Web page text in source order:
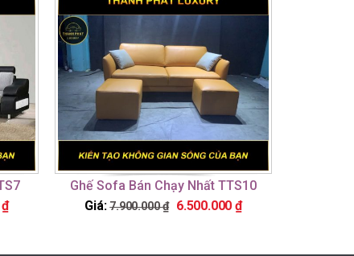
₫
Ghế Sofa Bán Chạy Nhất TTS10
Giá: 7.900.000₫ 6.500.000 ₫